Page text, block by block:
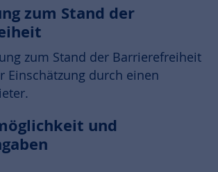
zum Stand der
zum Stand der Barrierefreiheit
Einschätzung durch einen
und